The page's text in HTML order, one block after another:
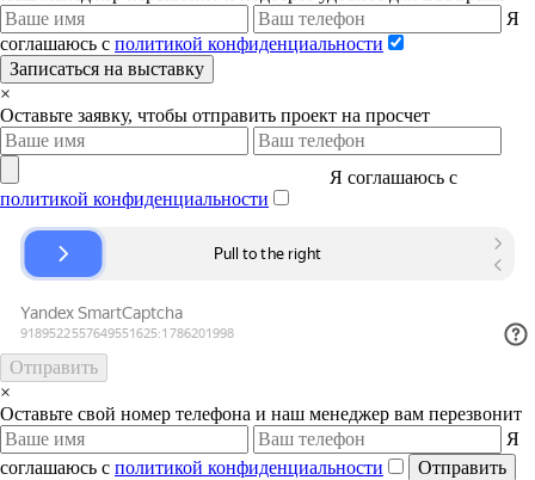
Я
соглашаюсь с политикой конфиденциальности
Записаться на выставку
×
Оставьте заявку, чтобы отправить проект на просчет
Я соглашаюсь с
политикой конфиденциальности
Отправить
×
Оставьте свой номер телефона и наш менеджер вам перезвонит
Я
соглашаюсь с политикой конфиденциальности Отправить